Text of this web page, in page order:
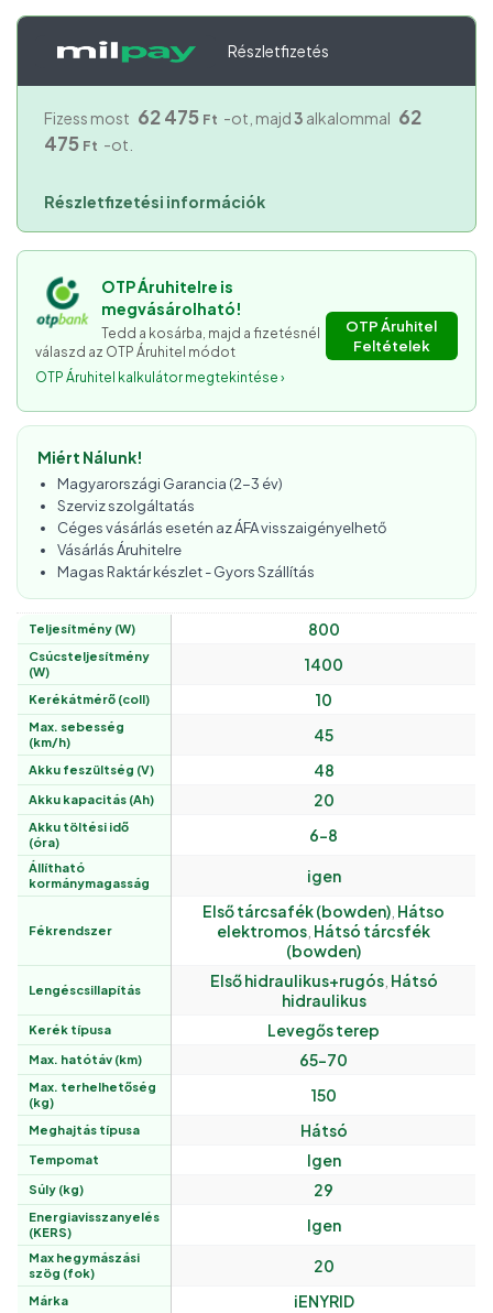
Részletfizetés
Fizess most 62 475 Ft -ot, majd3 alkalommal 62
475 Ft -ot.
Részletfizetési információk
OTP Áruhitelre is
megvásárolható!
Tedd a kosárba, majd a fizetésnél
válaszd az OTP Áruhitel módot
OTP Áruhitel kalkulátor megtekintése ›
OTP Áruhitel
Feltételek
Miért Nálunk!
Magyarországi Garancia (2-3 év)
Szerviz szolgáltatás
Céges vásárlás esetén az ÁFA visszaigényelhető
Vásárlás Áruhitelre
Magas Raktár készlet - Gyors Szállítás
Teljesítmény (W) 800
Csúcsteljesítmény
(W)
1400
Kerékátmérő (coll) 10
Max. sebesség
(km/h)
45
Akku feszültség (V) 48
Akku kapacitás (Ah) 20
Akku töltési idő
(óra)
6-8
Állítható
kormánymagasság
igen
Fékrendszer
Első tárcsafék (bowden) Hátso
elektromos Hátsó tárcsfék
(bowden)
Lengéscsillapítás Első hidraulikus+rugós, Hátsó
hidraulikus
Kerék típusa Levegős terep
Max. hatótáv (km) 65-70
Max. terhelhetőség
(kg)
150
Meghajtás típusa Hátsó
Tempomat Igen
Súly (kg) 29
Energiavisszanyelés
(KERS)
Igen
Max hegymászási
szög (fok)
20
Márka iENYRID